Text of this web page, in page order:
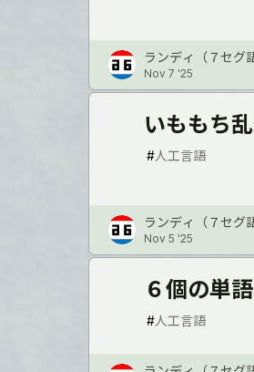
ランディ（７セグ
Nov 7 '25
いももち
#人工言語
ランディ（７セグ
Nov 5 '25
６個の単
#人工言語